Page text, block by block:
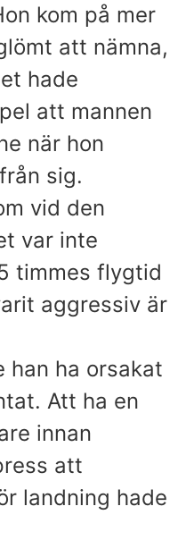
kom på mer
att nämna,
hade
att mannen
när hon
sig.
vid den
var inte
timmes flygtid
aggressiv är
han ha orsakat
Att ha en
innan
att
landning hade